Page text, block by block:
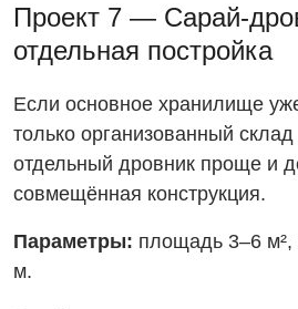
Проект 7 — Сарай-
отдельная постройка
Если основное хранилище
только организованный
отдельный дровник проще и
совмещённая конструкция.
Параметры: площадь 3–6 м²,
м.